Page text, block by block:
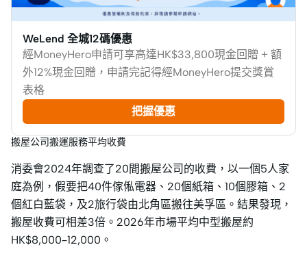
WeLend 全城12碼優惠
經MoneyHero申請可享高達HK$33,800現金回贈 + 額
外12%現金回贈，申請完記得經MoneyHero提交獎賞
表格
把握優惠
搬屋公司搬運服務平均收費
消委會2024年調查了20間搬屋公司的收費，以一個5人家
庭為例，假要把40件傢俬電器、20個紙箱、10個膠箱、2
個紅白藍袋，及2旅行袋由北角區搬往美孚區。結果發現，
搬屋收費可相差3倍。2026年市場平均中型搬屋約
HK$8,000–12,000。